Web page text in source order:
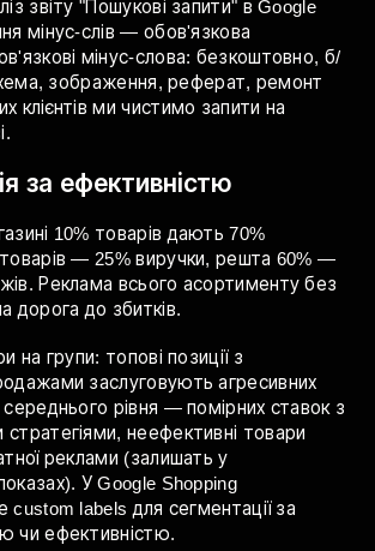
визначає запити для показу
але часто показує по нерелевантних
New Balance" можуть показуватися
дешево безкоштовно", "new
зображення" — ви платите за
які ніколи не конвертують.
звіту "Пошукові запити" в Google
мінус-слів — обов'язкова
мінус-слова: безкоштовно, б/
зображення, реферат, ремонт
клієнтів ми чистимо запити на
за ефективністю
10% товарів дають 70%
товарів — 25% виручки, решта 60% —
Реклама всього асортименту без
дорога до збитків.